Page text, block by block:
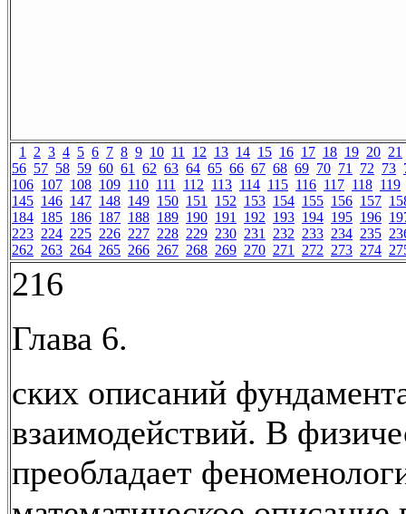
1 2 3 4 5 6 7 8 9 10 11 12 13 14 15 16 17 18 19 20 21
56 57 58 59 60 61 62 63 64 65 66 67 68 69 70 71 72 73
106 107 108 109 110 111 112 113 114 115 116 117 118 119
145 146 147 148 149 150 151 152 153 154 155 156 157
184 185 186 187 188 189 190 191 192 193 194 195 196
223 224 225 226 227 228 229 230 231 232 233 234 235
262 263 264 265 266 267 268 269 270 271 272 273 274
216
Глава 6.
ских описаний
взаимодействий. В
преобладает